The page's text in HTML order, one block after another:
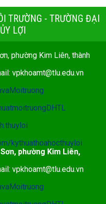
TRƯỜNG - TRƯỜNG ĐẠI
LỢI
phường Kim Liên, thành
vpkhoamt@tlu.edu.vn
kythuathoahocthuyloi
phường Kim Liên,
vpkhoamt@tlu.edu.vn